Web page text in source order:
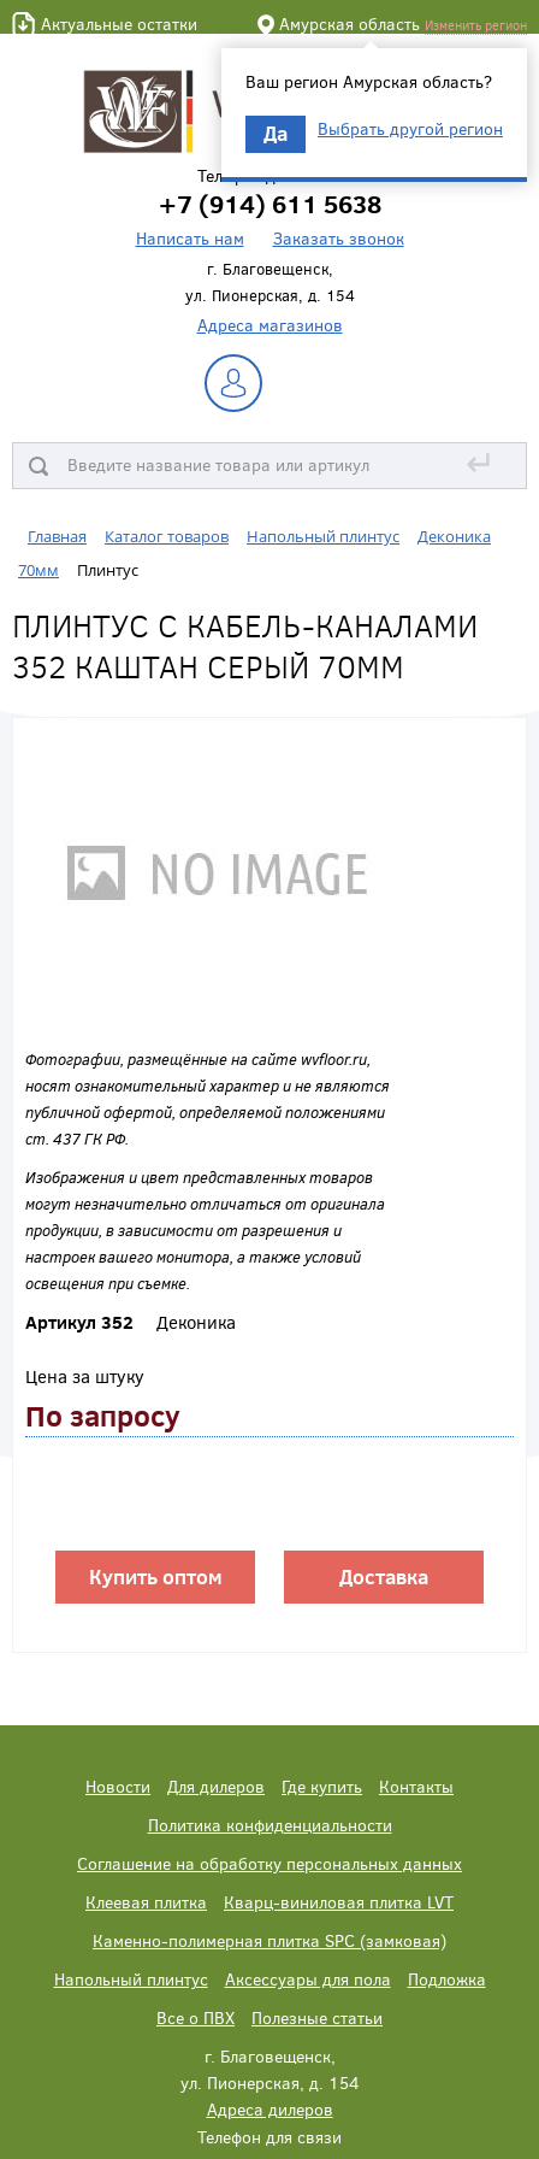
Актуальные остатки Амурская область Изменить регион
Ваш регион Амурская область?
Да Выбрать другой регион
Телефон для связи
+7 (914) 611 5638
Написать нам Заказать звонок
г. Благовещенск,
ул. Пионерская, д. 154
Адреса магазинов
↵
Главная Каталог товаров Напольный плинтус
Деконика
70мм
Плинтус
ПЛИНТУС С КАБЕЛЬ-КАНАЛАМИ
352 КАШТАН СЕРЫЙ 70ММ
Фотографии, размещённые на сайте wvfloor.ru,
носят ознакомительный характер и не являются
публичной офертой, определяемой положениями
ст. 437 ГК РФ.
Изображения и цвет представленных товаров
могут незначительно отличаться от оригинала
продукции, в зависимости от разрешения и
настроек вашего монитора, а также условий
освещения при съемке.
Артикул 352 Деконика
Цена за штуку
По запросу
Купить оптом Доставка
Новости Для дилеров Где купить
Контакты
Политика конфиденциальности
Соглашение на обработку персональных данных
Клеевая плитка
Кварц-виниловая плитка LVT
Каменно-полимерная плитка SPC (замковая)
Напольный плинтус
Аксессуары для пола
Подложка
Все о ПВХ
Полезные статьи
г. Благовещенск,
ул. Пионерская, д. 154
Адреса дилеров
Телефон для связи